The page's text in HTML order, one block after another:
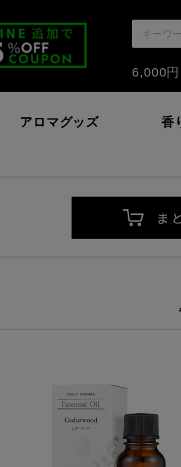
6,000
アロマグッズ 香
いちご～おとめとあいか
ラ・フルール